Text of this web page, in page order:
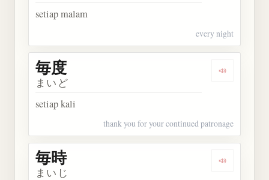
setiap malam
every night
Dengarkan
毎度
まいど
setiap kali
thank you for your continued patronage
Dengarkan
毎時
まいじ